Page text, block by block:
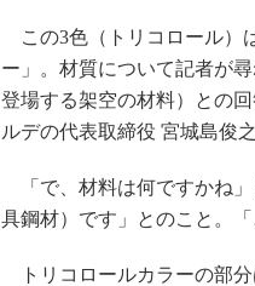
この3色（トリコロール）
ー」。材質について記者が
登場する架空の材料）との
ルデの代表取締役 宮城島俊之
「で、材料は何ですかね」
具鋼材）です」とのこと。
トリコロールカラーの部分